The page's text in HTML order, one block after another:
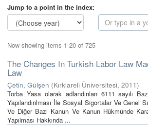
Jump to a point in the index:
Now showing items 1-20 of 725
The Changes In Turkish Labor Law
Law
Çetin, Gülşen (Kırklareli Üniversitesi, 2011)
Torba Yasa olarak adlandırılan 6111 sayılı
Yapılandırılması İle Sosyal Sigortalar Ve Genel
Ve Diğer Bazı Kanun Ve Kanun Hükmünde
Yapılması Hakkında ...